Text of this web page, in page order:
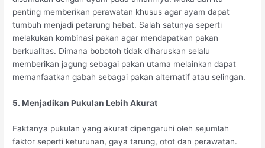
penting memberikan perawatan khusus agar ayam dapat
tumbuh menjadi petarung hebat. Salah satunya seperti
melakukan kombinasi pakan agar mendapatkan pakan
berkualitas. Dimana bobotoh tidak diharuskan selalu
memberikan jagung sebagai pakan utama melainkan dapat
memanfaatkan gabah sebagai pakan alternatif atau selingan.
5. Menjadikan Pukulan Lebih Akurat
Faktanya pukulan yang akurat dipengaruhi oleh sejumlah
faktor seperti keturunan, gaya tarung, otot dan perawatan.